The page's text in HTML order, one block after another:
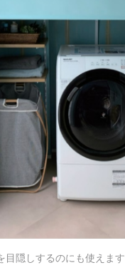
目隠しするのにも使えます